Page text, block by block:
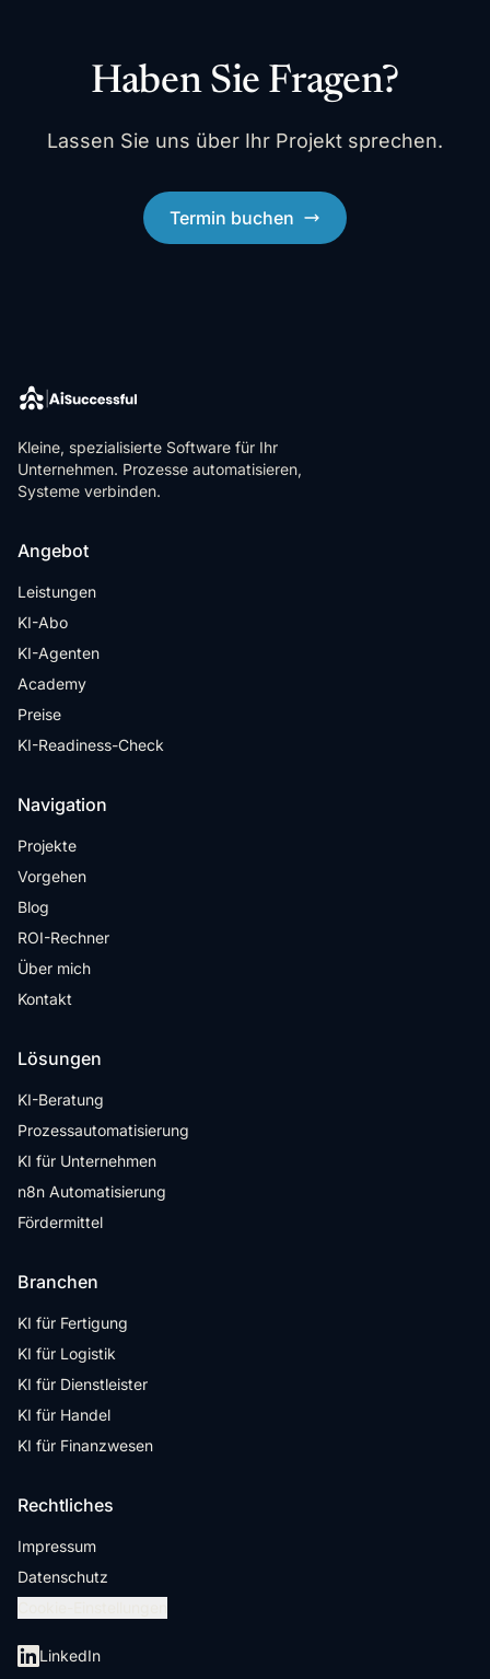
Haben Sie Fragen?
Lassen Sie uns über Ihr Projekt sprechen.
Termin buchen
Kleine, spezialisierte Software für Ihr
Unternehmen. Prozesse automatisieren,
Systeme verbinden.
Angebot
Leistungen
KI-Abo
KI-Agenten
Academy
Preise
KI-Readiness-Check
Navigation
Projekte
Vorgehen
Blog
ROI-Rechner
Über mich
Kontakt
Lösungen
KI-Beratung
Prozessautomatisierung
KI für Unternehmen
n8n Automatisierung
Fördermittel
Branchen
KI für Fertigung
KI für Logistik
KI für Dienstleister
KI für Handel
KI für Finanzwesen
Rechtliches
Impressum
Datenschutz
LinkedIn